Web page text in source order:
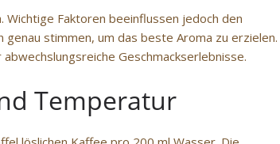
Wichtige Faktoren beeinflussen jedoch den
stimmen, um das beste Aroma zu erzielen.
Geschmackserlebnisse.
Temperatur